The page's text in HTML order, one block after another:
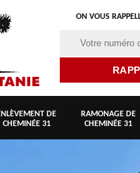
ON VOUS
DE
CHEMINÉE 31
RAMONAGE DE
CHEMINÉE 31